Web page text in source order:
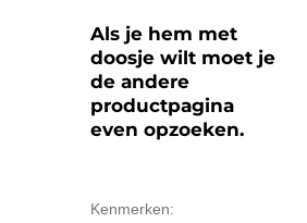
Als je hem met
doosje wilt moet je
de andere
productpagina
even opzoeken.
Kenmerken: